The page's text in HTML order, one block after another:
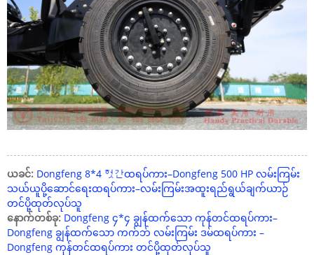
ယခင်: Dongfeng 8*4 헛간ထရပ်ကား–Dongfeng 500 HP လမ်းကြမ်း
သယ်ယူပို့ဆောင်ရေးထရပ်ကား–လမ်းကြမ်းအထူးရည်ရွယ်ချက်ယာဉ်
တင်ပို့ထုတ်လုပ်သူ
နောက်တစ်ခု: Dongfeng ၄*၄ ချွန်ထက်သော ကုန်တင်ထရပ်ကား–
Dongfeng ချွန်ထက်သော ကက်ဘ် လမ်းကြမ်း ဒမ်ထရပ်ကား –
Dongfeng ကုန်တင်ထရပ်ကား တင်ပို့ထုတ်လုပ်သူ